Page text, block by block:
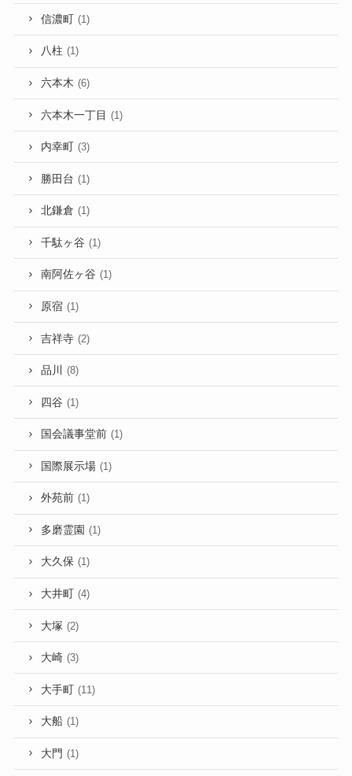
信濃町 (1)
八柱 (1)
六本木 (6)
六本木一丁目 (1)
内幸町 (3)
勝田台 (1)
北鎌倉 (1)
千駄ヶ谷 (1)
南阿佐ヶ谷 (1)
原宿 (1)
吉祥寺 (2)
品川 (8)
四谷 (1)
国会議事堂前 (1)
国際展示場 (1)
外苑前 (1)
多磨霊園 (1)
大久保 (1)
大井町 (4)
大塚 (2)
大崎 (3)
大手町 (11)
大船 (1)
大門 (1)